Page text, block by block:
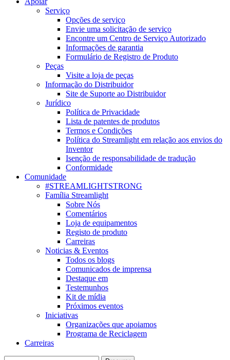
Serviço
Opções de serviço
Envie uma solicitação de serviço
Encontre um Centro de Serviço Autorizado
Informações de garantia
Formulário de Registro de Produto
Peças
Visite a loja de peças
Informação do Distribuidor
Site de Suporte ao Distribuidor
Jurídico
Política de Privacidade
Lista de patentes de produtos
Termos e Condições
Política do Streamlight em relação aos envios do
Inventor
Isenção de responsabilidade de tradução
Conformidade
Comunidade
#STREAMLIGHTSTRONG
Família Streamlight
Sobre Nós
Comentários
Loja de equipamentos
Registo de produto
Carreiras
Noticias & Eventos
Todos os blogs
Comunicados de imprensa
Destaque em
Testemunhos
Kit de mídia
Próximos eventos
Iniciativas
Organizações que apoiamos
Programa de Reciclagem
Carreiras